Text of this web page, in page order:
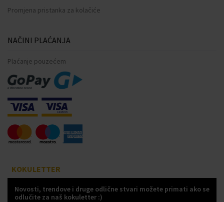
Promjena pristanka za kolačiće
NAČINI PLAĆANJA
Plaćanje pouzećem
KOKULETTER
Novosti, trendove i druge odlične stvari možete primati ako se
odlučite za naš kokuletter :)